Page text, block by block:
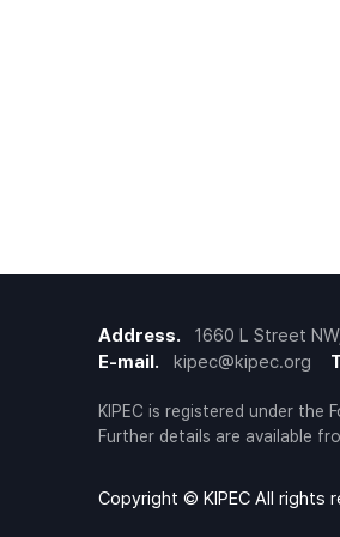
Address.
1660 L Street
E-mail.
kipec‍@kipec.org
KIPEC is registered under the
Further details are available
Copyright © KIPEC All rights